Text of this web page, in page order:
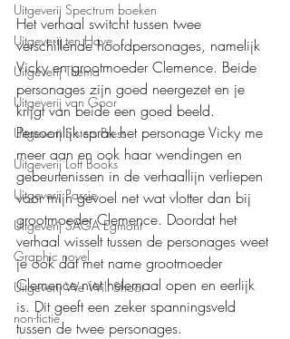
Uitgeverij Spectrum boeken
Uitgeverij ten Have
Uitgeverij Thema
Uitgeverij van Goor
Uitgeverij Sisters Press
Uitgeverij Loft Books
Uitgeverij Passie
Uitgeverij SAGA Egmont
Graphic novel
Uitgeverij We Will Shoot
non-fictie
Het verhaal switcht tussen twee
verschillende hoofdpersonages, namelijk
Vicky en grootmoeder Clemence. Beide
personages zijn goed neergezet en je
krijgt van beide een goed beeld.
Persoonlijk sprak het personage Vicky me
meer aan en ook haar wendingen en
gebeurtenissen in de verhaallijn verliepen
voor mijn gevoel net wat vlotter dan bij
grootmoeder Clemence. Doordat het
verhaal wisselt tussen de personages weet
je ook dat met name grootmoeder
Clemence niet helemaal open en eerlijk
is. Dit geeft een zeker spanningsveld
tussen de twee personages.